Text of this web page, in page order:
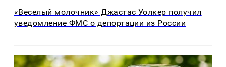
«Веселый молочник» Джастас Уолкер получил
уведомление ФМС о депортации из России